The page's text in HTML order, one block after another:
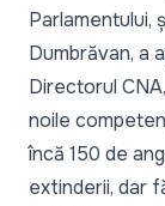
Parlamentului,
Dumbrăvan, a
Directorul
noile
încă 150 de
extinderii, dar